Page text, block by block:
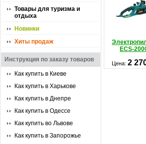
Товары для туризма и
отдыха
Новинки
Хиты продаж
Инструкция по заказу товаров
Как купить в Киеве
Как купить в Харькове
Как купить в Днепре
Как купить в Одессе
Как купить во Львове
Как купить в Запорожье
ECS-
Цена:2